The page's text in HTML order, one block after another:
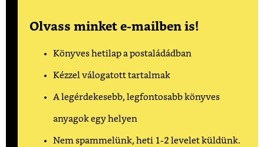
Olvass minket e-mailben is!
Könyves hetilap a postaládádban
Kézzel válogatott tartalmak
A legérdekesebb, legfontosabb könyves
anyagok egy helyen
Nem spammelünk, heti 1-2 levelet küldünk.